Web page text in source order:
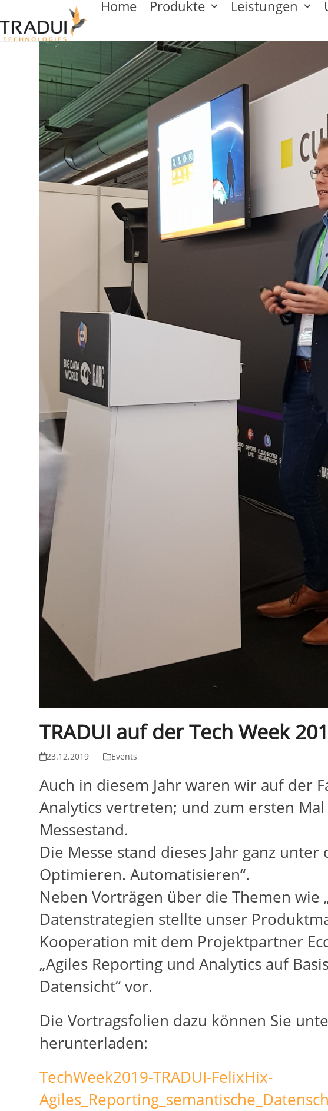
to
Home Produkte Leistungen
TRADUI auf der Tech Week
23.12.2019 Events
Auch in diesem Jahr waren wir auf der
Analytics vertreten; und zum ersten
Messestand.
Die Messe stand dieses Jahr ganz
Optimieren. Automatisieren“.
Neben Vorträgen über die Themen wie
Datenstrategien stellte unser
Kooperation mit dem Projektpartner
„Agiles Reporting und Analytics auf
Datensicht“ vor.
Die Vortragsfolien dazu können Sie
herunterladen:
TechWeek2019-TRADUI-FelixHix-